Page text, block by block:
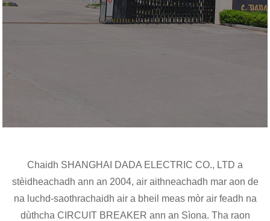
Chaidh SHANGHAI DADA ELECTRIC CO., LTD a
stèidheachadh ann an 2004, air aithneachadh mar aon de
na luchd-saothrachaidh air a bheil meas mòr air feadh na
dùthcha CIRCUIT BREAKER ann an Sìona. Tha raon